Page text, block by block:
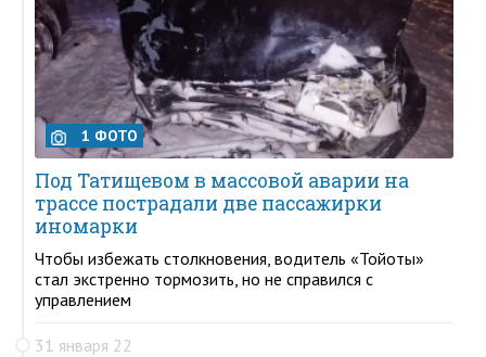
1 ФОТО
Под Татищевом в массовой аварии на
трассе пострадали две пассажирки
иномарки
Чтобы избежать столкновения, водитель «Тойоты»
стал экстренно тормозить, но не справился с
управлением
31 января 22